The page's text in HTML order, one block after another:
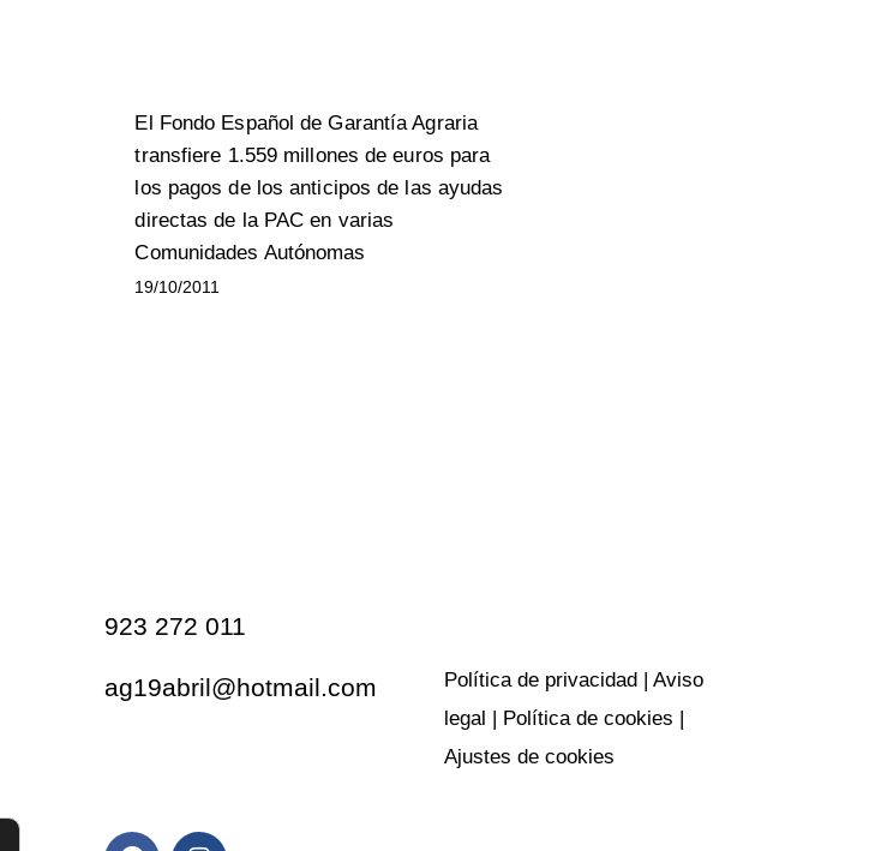
El Fondo Español de Garantía Agraria
transfiere 1.559 millones de euros para
los pagos de los anticipos de las ayudas
directas de la PAC en varias
Comunidades Autónomas
19/10/2011
923 272 011
ag19abril@hotmail.com Política de privacidad| Aviso
legal | Política de cookies |
Ajustes de cookies